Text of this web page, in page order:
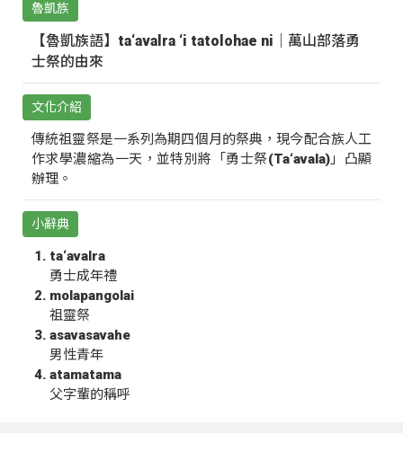
魯凱族
【魯凱族語】ta‘avalra ‘i tatolohae ni｜萬山部落勇
士祭的由來
文化介紹
傳統祖靈祭是一系列為期四個月的祭典，現今配合族人工
作求學濃縮為一天，並特別將「勇士祭(Ta‘avala)」凸顯
辦理。
小辭典
ta‘avalra
勇士成年禮
molapangolai
祖靈祭
asavasavahe
男性青年
atamatama
父字輩的稱呼